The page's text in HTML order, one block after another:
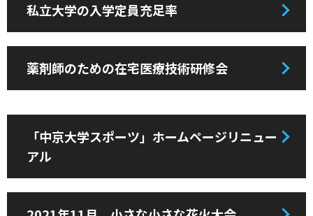
私立大学の入学定員充足率
薬剤師のための在宅医療技術研修会
「中京大学スポーツ」ホームページリニュー
アル